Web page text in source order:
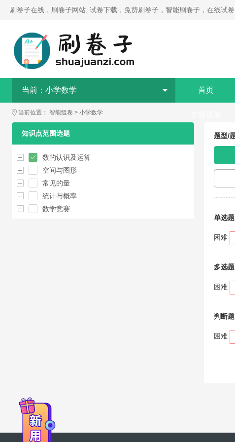
刷卷子在线，刷卷子网站, 试卷下载，免费刷卷子，智能刷卷子，在线试
当前： 小学数学 首页
当前位置： 智能组卷 > 小学数学
知识点范围选题
数的认识及运算
空间与图形
常见的量
统计与概率
数学竞赛
题型/
单选题
困难
多选题
困难
判断题
困难